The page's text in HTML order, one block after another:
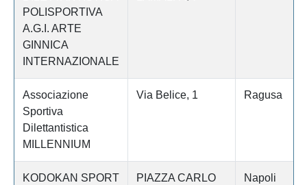
POLISPORTIVA
A.G.I. ARTE
GINNICA
INTERNAZIONALE
Associazione
Sportiva
Dilettantistica
MILLENNIUM
Via Belice, 1 Ragusa
KODOKAN SPORT
PIAZZA CARLO
Napoli